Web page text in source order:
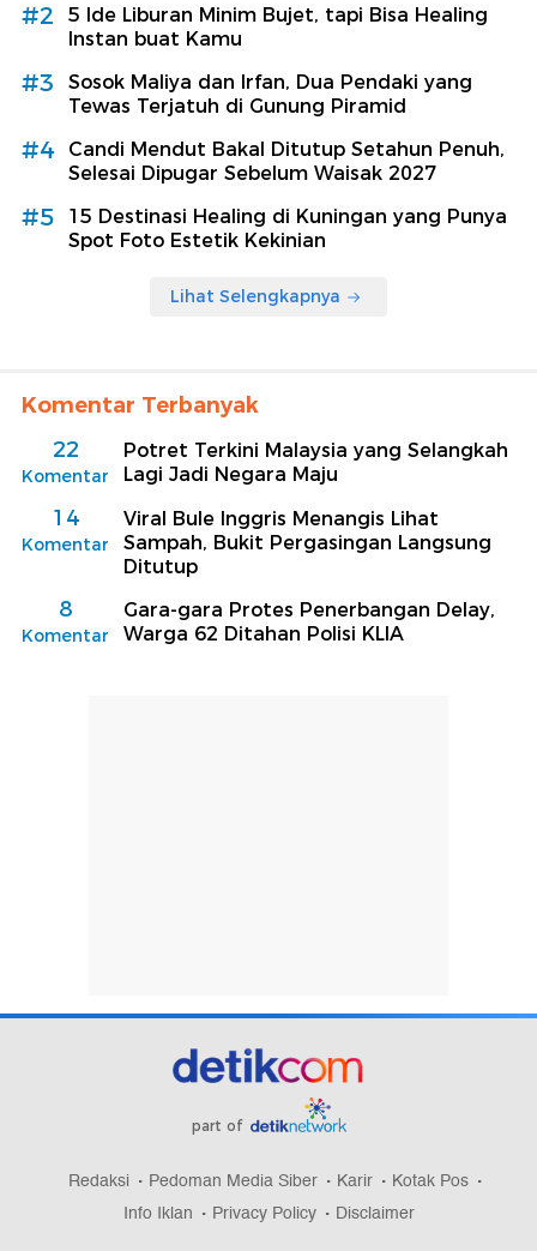
#2
5 Ide Liburan Minim Bujet, tapi Bisa Healing
Instan buat Kamu
#3
Sosok Maliya dan Irfan, Dua Pendaki yang
Tewas Terjatuh di Gunung Piramid
#4
Candi Mendut Bakal Ditutup Setahun Penuh,
Selesai Dipugar Sebelum Waisak 2027
#5
15 Destinasi Healing di Kuningan yang Punya
Spot Foto Estetik Kekinian
Lihat Selengkapnya
Komentar Terbanyak
22
Komentar
Potret Terkini Malaysia yang Selangkah
Lagi Jadi Negara Maju
14
Komentar
Viral Bule Inggris Menangis Lihat
Sampah, Bukit Pergasingan Langsung
Ditutup
8
Komentar
Gara-gara Protes Penerbangan Delay,
Warga 62 Ditahan Polisi KLIA
part of
Redaksi Pedoman Media Siber Karir
Kotak Pos
Info Iklan
Privacy Policy Disclaimer